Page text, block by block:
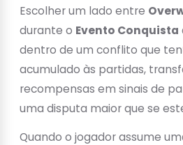
Escolher um lado entre
durante o Evento Conquista
dentro de um conflito que
acumulado às partidas,
recompensas em sinais de
uma disputa maior que se
Quando o jogador assume